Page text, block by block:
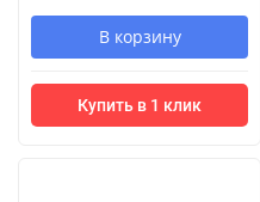
В корзину
Купить в 1 клик